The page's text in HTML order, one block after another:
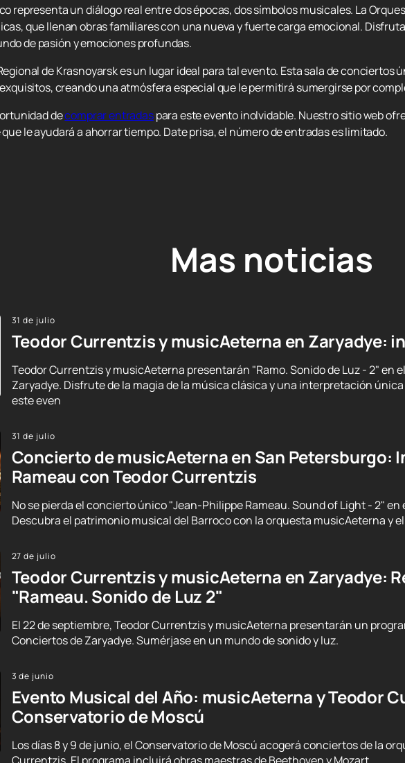
representa un diálogo real entre dos épocas, dos símbolos musicales. La
que llenan obras familiares con una nueva y fuerte carga emocional.
de pasión y emociones profundas.
de Krasnoyarsk es un lugar ideal para tal evento. Esta sala de
creando una atmósfera especial que le permitirá sumergirse por
decomprar entradaspara este evento inolvidable. Nuestro sitio web
le ayudará a ahorrar tiempo. Date prisa, el número de entradas es limitado.
Mas noticias
31 de julio
Teodor Currentzis y musicAeterna en Zaryadye:
Teodor Currentzis y musicAeterna presentarán "Ramo. Sonido de Luz - 2" en
Zaryadye. Disfrute de la magia de la música clásica y una interpretación única
este even
31 de julio
Concierto de musicAeterna en San Petersburgo:
Rameau con Teodor Currentzis
No se pierda el concierto único "Jean-Philippe Rameau. Sound of Light - 2"
Descubra el patrimonio musical del Barroco con la orquesta musicAeterna y
27 de julio
Teodor Currentzis y musicAeterna en Zaryadye:
"Rameau. Sonido de Luz 2"
El 22 de septiembre, Teodor Currentzis y musicAeterna presentarán un
Conciertos de Zaryadye. Sumérjase en un mundo de sonido y luz.
3 de junio
Evento Musical del Año: musicAeterna y Teodor
Conservatorio de Moscú
Los días 8 y 9 de junio, el Conservatorio de Moscú acogerá conciertos de la